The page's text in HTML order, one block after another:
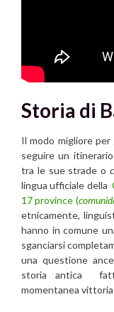
Storia di
Il modo migliore per
seguire un
tra le sue strade o
lingua ufficiale della
17 province (
etnicamente,
hanno in comune
sganciarsi
una questione
storia antica
momentanea